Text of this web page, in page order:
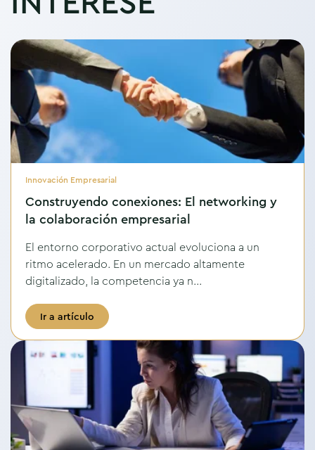
Innovación Empresarial
Construyendo conexiones: El networking y
la colaboración empresarial
El entorno corporativo actual evoluciona a un
ritmo acelerado. En un mercado altamente
digitalizado, la competencia ya n...
Ir a artículo